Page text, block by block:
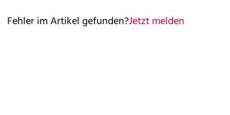
Fehler im Artikel gefunden?Jetzt melden